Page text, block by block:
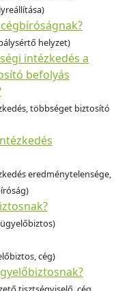
helyzet)
intézkedés a
befolyás
többséget biztosító
eredménytelensége,
cég)